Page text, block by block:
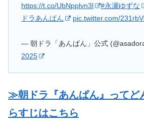
https://t.co/UbNpplvn3l
#永瀬ゆずな
ドラあんぱん
pic.twitter.com/
— 朝ドラ「あんぱん」公式
2025
≫朝ドラ『あんぱん』ってど
らすじはこちら